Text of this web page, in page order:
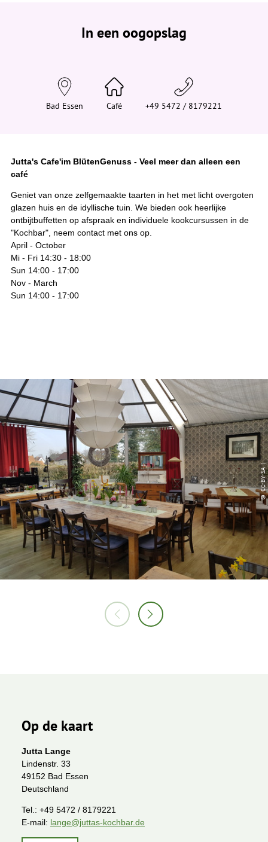
e
In een oogopslag
Bad Essen Café +49 5472 / 8179221
Jutta's Cafe'im BlütenGenuss - Veel meer dan alleen een
café
Geniet van onze zelfgemaakte taarten in het met licht overgoten
glazen huis en de idyllische tuin. We bieden ook heerlijke
ontbijtbuffetten op afspraak en individuele kookcursussen in de
"Kochbar", neem contact met ons op.
April - October
Mi - Fri 14:30 - 18:00
Sun 14:00 - 17:00
Nov - March
Sun 14:00 - 17:00
© CC-BY-SA |
Op de kaart
Jutta Lange
Lindenstr. 33
49152 Bad Essen
Deutschland
Tel.: +49 5472 / 8179221
E-mail: lange@juttas-kochbar.de